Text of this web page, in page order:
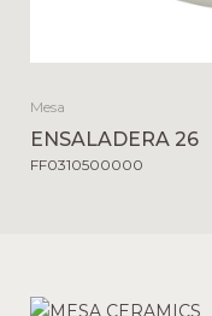
Mesa
ENSALADERA 26
FF0310500000